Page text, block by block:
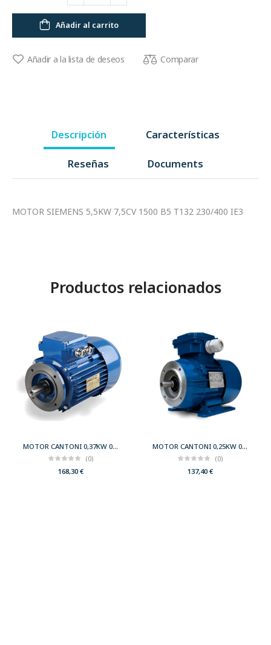
Añadir al carrito
Añadir a la lista de deseos Comparar
Descripción Características
Reseñas Documents
MOTOR SIEMENS 5,5KW 7,5CV 1500 B5 T132 230/400 IE3
Productos relacionados
MOTOR CANTONI 0,37KW 0,50CV 3000 B14 T71 230/400 IE2
(0)
168,30€
MOTOR CANTONI 0,25KW 0,33CV 3000 B34 T63 230/400 IE2
(0)
137,40€